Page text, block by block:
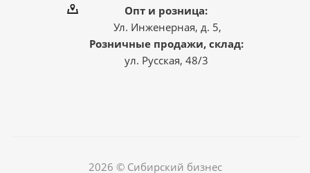
Опт и розница:
Ул. Инженерная, д. 5,
Розничные продажи, склад:
ул. Русская, 48/3
2026 © Сибирский бизнес